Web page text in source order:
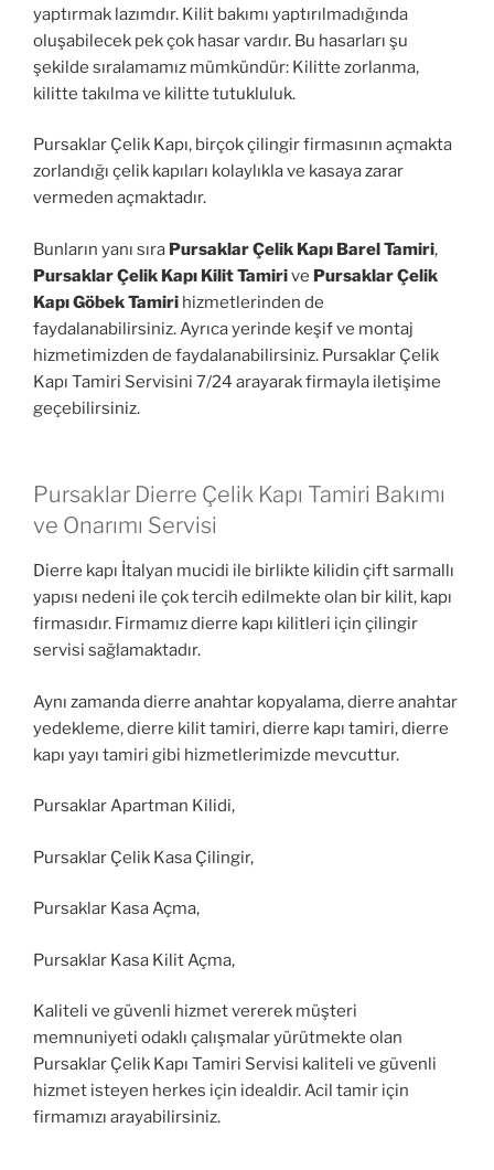
yaptırmak lazımdır. Kilit bakımı yaptırılmadığında
oluşabilecek pek çok hasar vardır. Bu hasarları şu
şekilde sıralamamız mümkündür: Kilitte zorlanma,
kilitte takılma ve kilitte tutukluluk.
Pursaklar Çelik Kapı, birçok çilingir firmasının açmakta
zorlandığı çelik kapıları kolaylıkla ve kasaya zarar
vermeden açmaktadır.
Bunların yanı sıra Pursaklar Çelik Kapı Barel Tamiri,
Pursaklar Çelik Kapı Kilit Tamirive Pursaklar Çelik
Kapı Göbek Tamiri hizmetlerinden de
faydalanabilirsiniz. Ayrıca yerinde keşif ve montaj
hizmetimizden de faydalanabilirsiniz. Pursaklar Çelik
Kapı Tamiri Servisini 7/24 arayarak firmayla iletişime
geçebilirsiniz.
Pursaklar Dierre Çelik Kapı Tamiri Bakımı
ve Onarımı Servisi
Dierre kapı İtalyan mucidi ile birlikte kilidin çift sarmallı
yapısı nedeni ile çok tercih edilmekte olan bir kilit, kapı
firmasıdır. Firmamız dierre kapı kilitleri için çilingir
servisi sağlamaktadır.
Aynı zamanda dierre anahtar kopyalama, dierre anahtar
yedekleme, dierre kilit tamiri, dierre kapı tamiri, dierre
kapı yayı tamiri gibi hizmetlerimizde mevcuttur.
Pursaklar Apartman Kilidi,
Pursaklar Çelik Kasa Çilingir,
Pursaklar Kasa Açma,
Pursaklar Kasa Kilit Açma,
Kaliteli ve güvenli hizmet vererek müşteri
memnuniyeti odaklı çalışmalar yürütmekte olan
Pursaklar Çelik Kapı Tamiri Servisi kaliteli ve güvenli
hizmet isteyen herkes için idealdir. Acil tamir için
firmamızı arayabilirsiniz.